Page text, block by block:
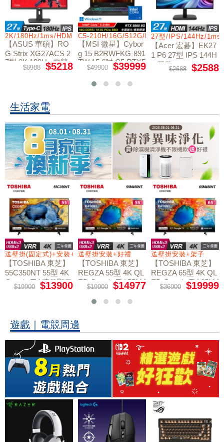
512GB/16G
2K/180Hz/1ms/HDMI/DP/IPS/Type-C
【ASUS 華碩】RO
G Strix XG27ACS 2
7型 2K 180Hz 電競
$6988 $5218
C5-210H/16G/512G/RTX5060/W11
【MSI 微星】Cybor
g 15 B2RWFKG-891
TW 15.6吋 C5 RTX5
060 電競筆電
$49900 $39999
27型/IPS/144Hz/1ms
【Acer 宏碁】EK27
1 P6 27型 IPS 144H
z 螢幕
$2688 $2588
生活家電
送壁掛(固定式)+安裝+好禮贈
【TOSHIBA 東芝】
55C350NT 55型 4K
Google TV 液晶顯示
器｜含壁掛(固定式)
$19900 $13900
送壁掛安裝+好禮
【TOSHIBA 東芝】
REGZA 55型 4K QL
ED Google TV 55M4
50NT液晶顯示器｜
含壁掛(固定式)+安
$19900 $14977
送壁掛安裝+架子
【TOSHIBA 東芝】
REGZA 65型 4K QL
ED Google TV 65M4
50NT液晶顯示器｜
$36900 $19999
遊戲｜電競周邊